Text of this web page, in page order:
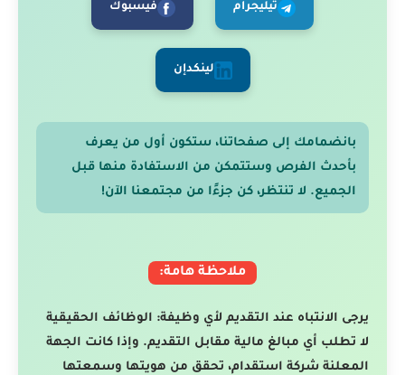
تيليجرام فيسبوك
لينكدإن
بانضمامك إلى صفحاتنا، ستكون أول من يعرف
بأحدث الفرص وستتمكن من الاستفادة منها قبل
الجميع. لا تنتظر، كن جزءًا من مجتمعنا الآن!
ملاحظة هامة:
يرجى الانتباه عند التقديم لأي وظيفة: الوظائف الحقيقية
لا تطلب أي مبالغ مالية مقابل التقديم. وإذا كانت الجهة
المعلنة شركة استقدام، تحقق من هويتها وسمعتها